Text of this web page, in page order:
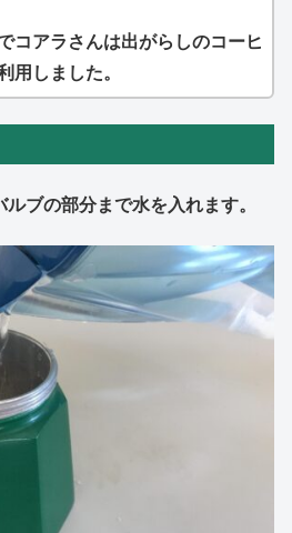
コアラさんは出がらしのコーヒ
用しました。
ブの部分まで水を入れます。